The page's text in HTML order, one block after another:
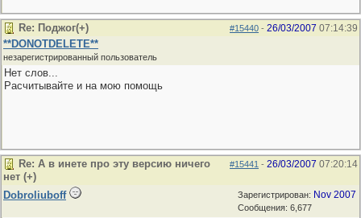
#15440 - 26/03/2007 07:14:39
Re: Поджог(+)
**DONOTDELETE**
незарегистрированный пользователь
Нет слов...
Расчитывайте и на мою помощь
#15441 - 26/03/2007 07:20:14
Re: А в инете про эту версию ничего
нет (+)
Зарегистрирован: Nov 2007
Сообщения: 6,677
Dobroliuboff